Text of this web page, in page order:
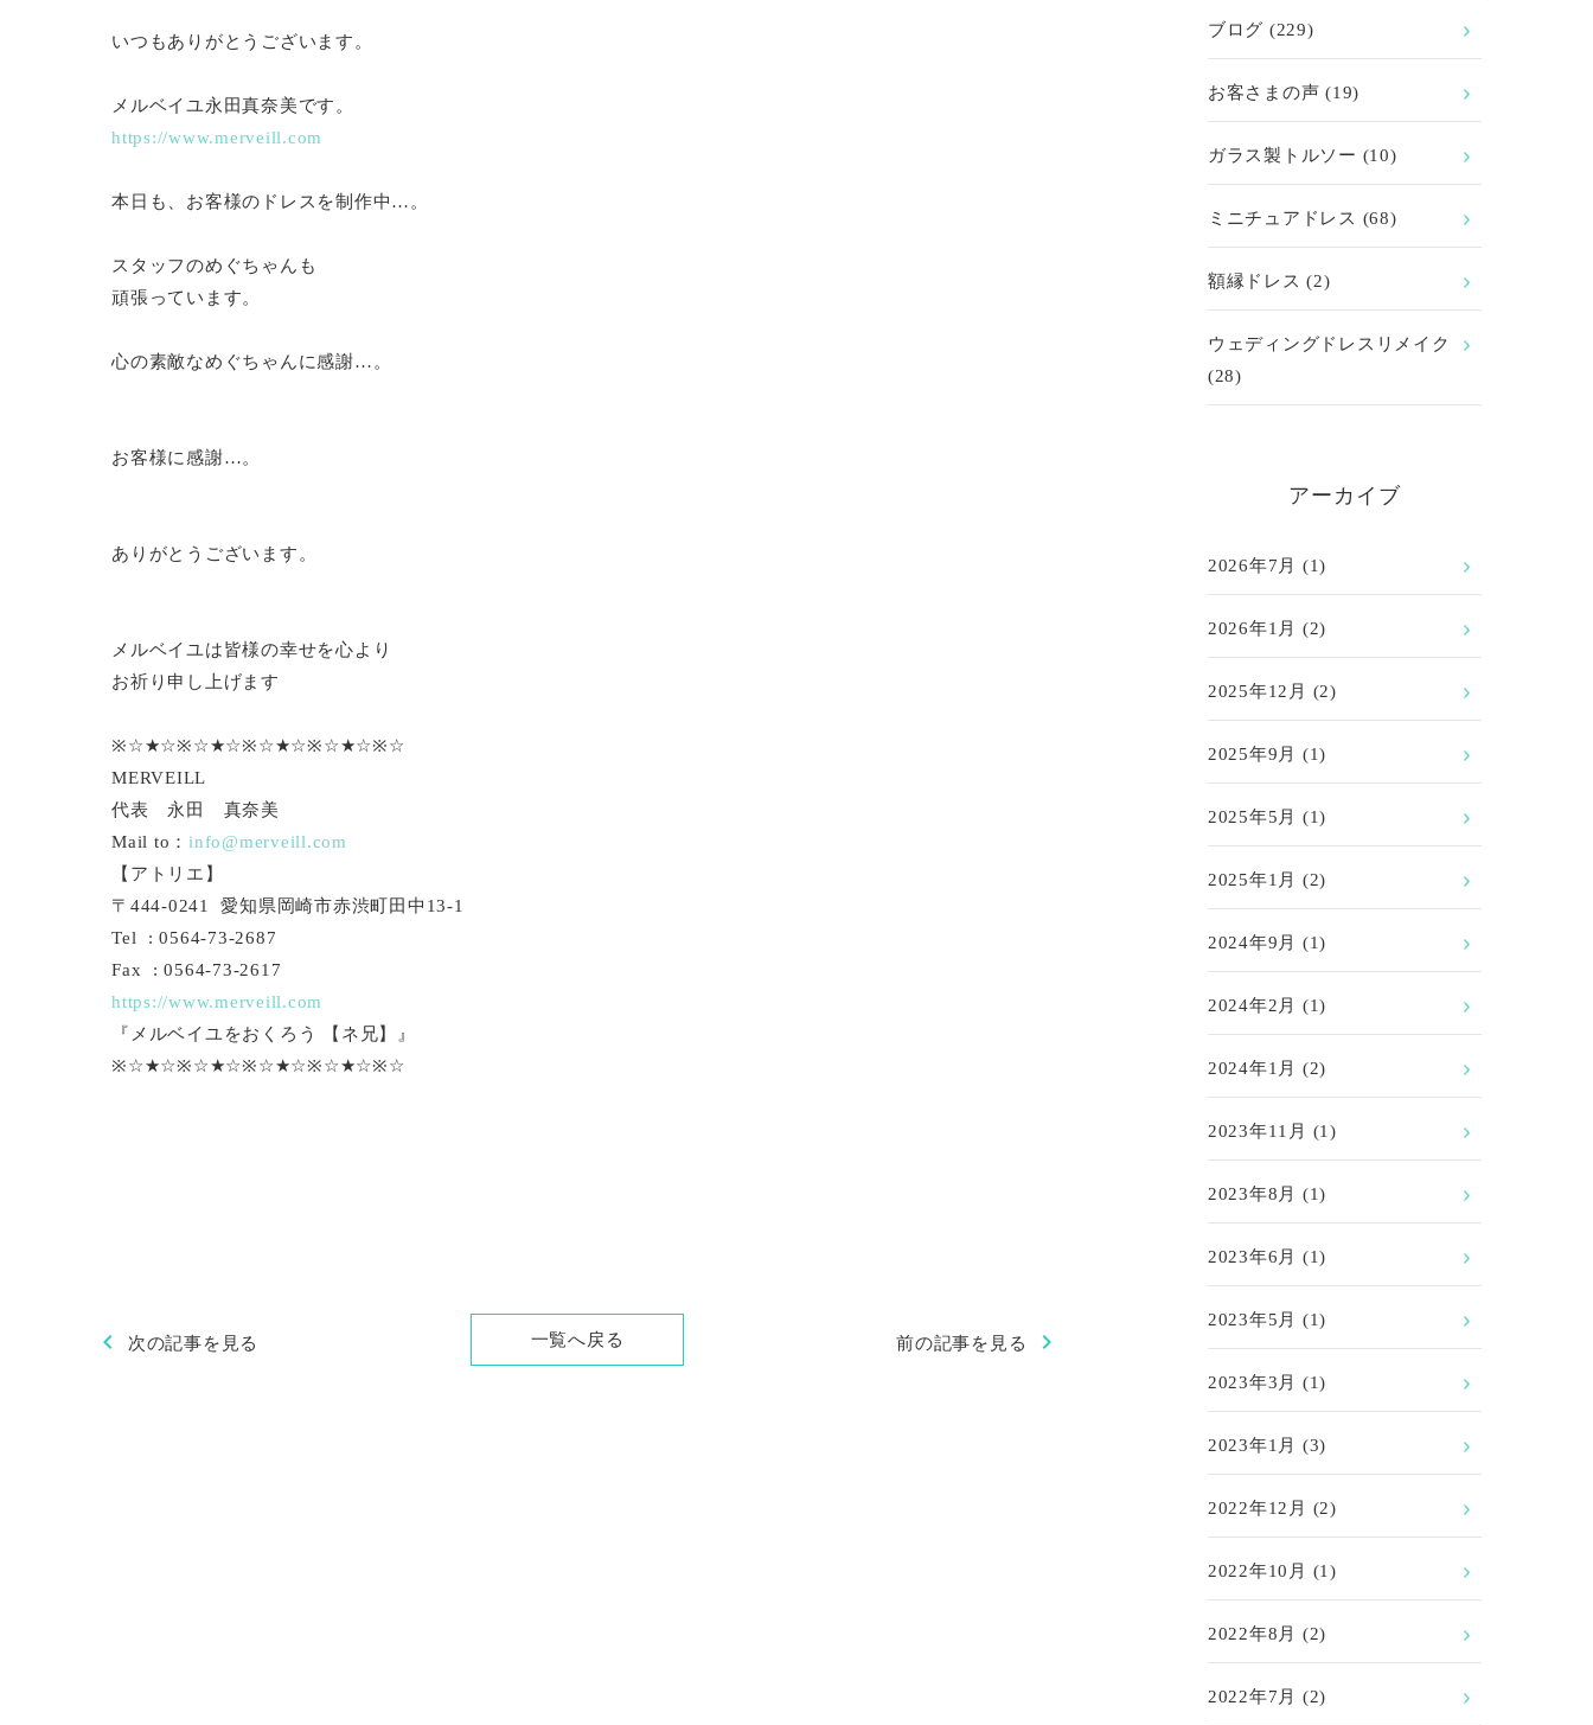
いつもありがとうございます。
メルベイユ永田真奈美です。
https://www.merveill.com
本日も、お客様のドレスを制作中…。
スタッフのめぐちゃんも
頑張っています。
心の素敵なめぐちゃんに感謝…。
お客様に感謝…。
ありがとうございます。
メルベイユは皆様の幸せを心より
お祈り申し上げます
※☆★☆※☆★☆※☆★☆※☆★☆※☆
MERVEILL
代表 永田 真奈美
Mail to：info@merveill.com
【アトリエ】
〒444-0241 愛知県岡崎市赤渋町田中13-1
Tel : 0564-73-2687
Fax : 0564-73-2617
https://www.merveill.com
『メルベイユをおくろう 【ネ兄】』
※☆★☆※☆★☆※☆★☆※☆★☆※☆
chevron_left 次の記事を見る 一覧へ戻る 前の記事を見る chevron_right
ブログ (229)
お客さまの声 (19)
ガラス製トルソー (10)
ミニチュアドレス (68)
額縁ドレス (2)
ウェディングドレスリメイク
(28)
アーカイブ
2026年7月 (1)
2026年1月 (2)
2025年12月 (2)
2025年9月 (1)
2025年5月 (1)
2025年1月 (2)
2024年9月 (1)
2024年2月 (1)
2024年1月 (2)
2023年11月 (1)
2023年8月 (1)
2023年6月 (1)
2023年5月 (1)
2023年3月 (1)
2023年1月 (3)
2022年12月 (2)
2022年10月 (1)
2022年8月 (2)
2022年7月 (2)